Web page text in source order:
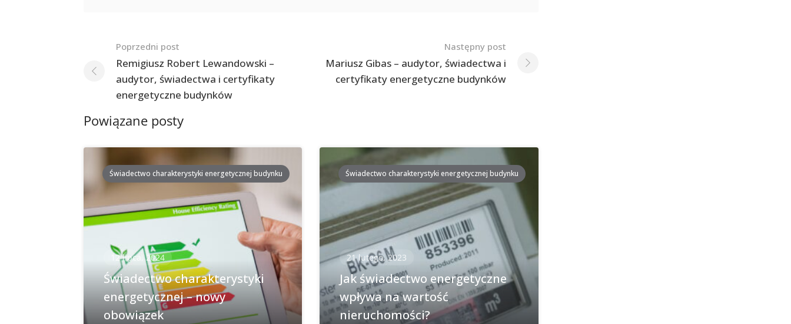
Nawigacja
po
postach
Poprzedni post
Remigiusz Robert Lewandowski –
audytor, świadectwa i certyfikaty
energetyczne budynków
Następny post
Mariusz Gibas – audytor, świadectwa i
certyfikaty energetyczne budynków
Powiązane posty
Świadectwo charakterystyki energetycznej budynku
12 lipca, 2024
Świadectwo charakterystyki
energetycznej – nowy
obowiązek
Świadectwo charakterystyki energetycznej budynku
21 lutego, 2023
Jak świadectwo energetyczne
wpływa na wartość
nieruchomości?